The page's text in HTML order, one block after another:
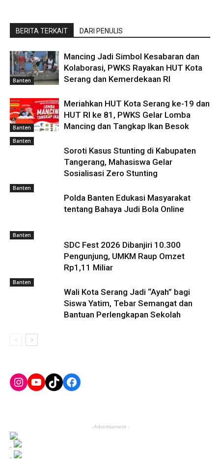
BERITA TERKAIT DARI PENULIS
Banten
Mancing Jadi Simbol Kesabaran dan
Kolaborasi, PWKS Rayakan HUT Kota
Serang dan Kemerdekaan RI
Banten
Meriahkan HUT Kota Serang ke-19 dan
HUT RI ke 81, PWKS Gelar Lomba
Mancing dan Tangkap Ikan Besok
Banten
Soroti Kasus Stunting di Kabupaten
Tangerang, Mahasiswa Gelar
Sosialisasi Zero Stunting
Banten
Polda Banten Edukasi Masyarakat
tentang Bahaya Judi Bola Online
Banten
SDC Fest 2026 Dibanjiri 10.300
Pengunjung, UMKM Raup Omzet
Rp1,11 Miliar
Banten
Wali Kota Serang Jadi “Ayah” bagi
Siswa Yatim, Tebar Semangat dan
Bantuan Perlengkapan Sekolah
Instagram
YouTube
TikTokFacebook
- Advertisement -
.
.